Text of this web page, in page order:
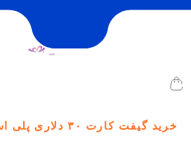
خرید گیفت کارت ۳۰ دلاری پلی استیشن آمریکا PSN